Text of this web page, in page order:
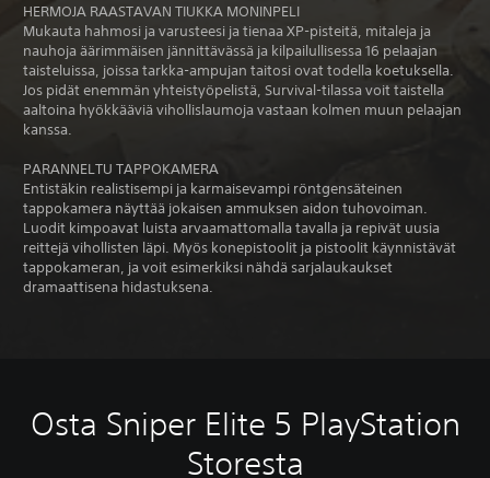
HERMOJA RAASTAVAN TIUKKA MONINPELI
Mukauta hahmosi ja varusteesi ja tienaa XP-pisteitä, mitaleja ja
nauhoja äärimmäisen jännittävässä ja kilpailullisessa 16 pelaajan
taisteluissa, joissa tarkka-ampujan taitosi ovat todella koetuksella.
Jos pidät enemmän yhteistyöpelistä, Survival-tilassa voit taistella
aaltoina hyökkääviä vihollislaumoja vastaan kolmen muun pelaajan
kanssa.
PARANNELTU TAPPOKAMERA
Entistäkin realistisempi ja karmaisevampi röntgensäteinen
tappokamera näyttää jokaisen ammuksen aidon tuhovoiman.
Luodit kimpoavat luista arvaamattomalla tavalla ja repivät uusia
reittejä vihollisten läpi. Myös konepistoolit ja pistoolit käynnistävät
tappokameran, ja voit esimerkiksi nähdä sarjalaukaukset
dramaattisena hidastuksena.
Osta Sniper Elite 5 PlayStation
Storesta